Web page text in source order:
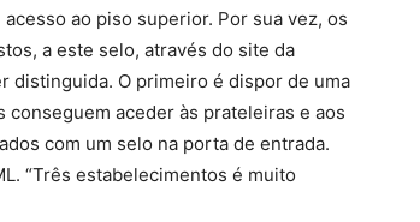
ao piso superior. Por sua vez, os
a este selo, através do site da
distinguida. O primeiro é dispor de uma
conseguem aceder às prateleiras e aos
com um selo na porta de entrada.
“Três estabelecimentos é muito